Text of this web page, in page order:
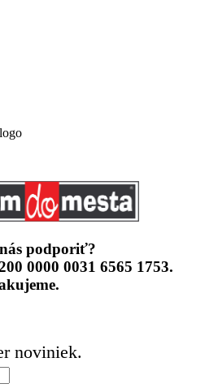
podporiť?
0000 0031 6565 1753.
noviniek.